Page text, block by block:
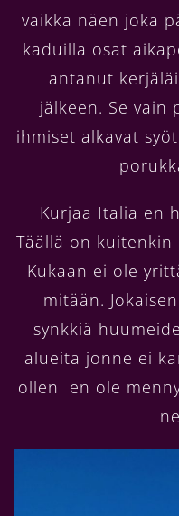
vaikka näen joka
kaduilla osat
antanut
jälkeen. Se vain
ihmiset alkavat
Kurjaa Italia en
Täällä on
Kukaan ei ole
mitään.
synkkiä
alueita jonne ei
ollen en ole